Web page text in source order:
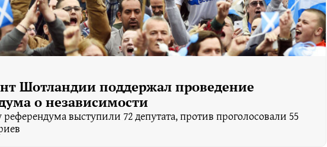
Шотландии поддержал проведение
о независимости
выступили 72 депутата, против проголосовали 55